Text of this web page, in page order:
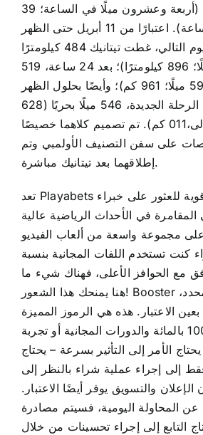
بمتوسط ​​21 تشابكًا (أربعة وعشرون ميلًا في الساعة؛ 39
كيلومترًا في الساعة). اعتبارًا من 11 أبريل حتى الظهر
الإقليمي في اليوم التالي، غطت تيتانيك 484 كيلومترًا
بحريًا (557 ميلًا؛ 896 كيلومترًا)؛ بعد 24 ساعة، 519
كيلومترًا بحريًا (597 ميلًا؛ 961 كم)؛ وأيضًا بحلول الظهر
في اليوم الأخير من الرحلة الجديدة، 546 ميلًا بحريًا (628
ميلًا؛ الخطوة الأولى،011 كم). تم تصميم كلاهما خصيصًا
على سفن التصنيف الأولمبي وتم
إطلاقهما بعد تيتانيك مباشرة.
تعد Playabets في الأساس أداة قوية للعثور على خبراء
في الأحداث الرياضية عالية
مجموعة واسعة من ألعاب الفيديو
تستخدم اللفات المجانية بنسبة
مع الحوافز الأعلى، فهناك شيء ما
هنا يمنحك هذا الشعور! Booster صالح لتاريخ محدد،
الاعتبار. هذه هي الرموز المميزة
المجانية بنسبة 100 بالمائة والدورات المجانية أو تجربة
الأمر إلى التأثير بسرعة – يحتاج
إلى إجراء عملية شراء بالنظر إلى
والتسويق يوفر أيضًا الاعتبار.
عن المحاولة اليومية، فسيتم مصادرة
التابع إلى إجراء تحسينات من خلال